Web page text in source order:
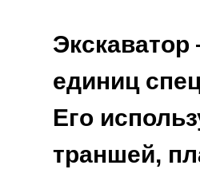
единиц
Его
траншей,